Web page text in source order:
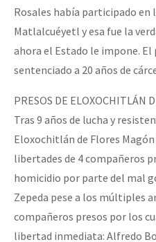
Rosales había participado en
Matlalcuéyetl y esa fue la
ahora el Estado le impone. El
sentenciado a 20 años de
PRESOS DE ELOXOCHITLÁN
Tras 9 años de lucha y
Eloxochitlán de Flores
libertades de 4 compañeros
homicidio por parte del mal
Zepeda pese a los múltiples
compañeros presos por los
libertad inmediata: Alfredo